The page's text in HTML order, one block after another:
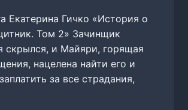
Екатерина Гичко «История о
Том 2» Зачинщик
скрылся, и Майяри, горящая
нацелена найти его и
за все страдания,